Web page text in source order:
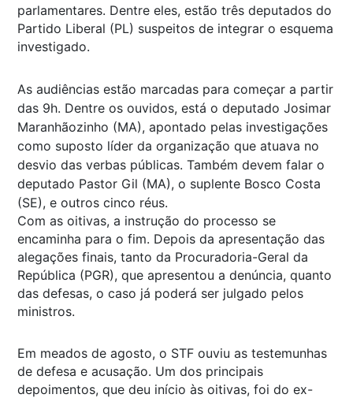
parlamentares. Dentre eles, estão três deputados do
Partido Liberal (PL) suspeitos de integrar o esquema
investigado.
As audiências estão marcadas para começar a partir
das 9h. Dentre os ouvidos, está o deputado Josimar
Maranhãozinho (MA), apontado pelas investigações
como suposto líder da organização que atuava no
desvio das verbas públicas. Também devem falar o
deputado Pastor Gil (MA), o suplente Bosco Costa
(SE), e outros cinco réus.
Com as oitivas, a instrução do processo se
encaminha para o fim. Depois da apresentação das
alegações finais, tanto da Procuradoria-Geral da
República (PGR), que apresentou a denúncia, quanto
das defesas, o caso já poderá ser julgado pelos
ministros.
Em meados de agosto, o STF ouviu as testemunhas
de defesa e acusação. Um dos principais
depoimentos, que deu início às oitivas, foi do ex-